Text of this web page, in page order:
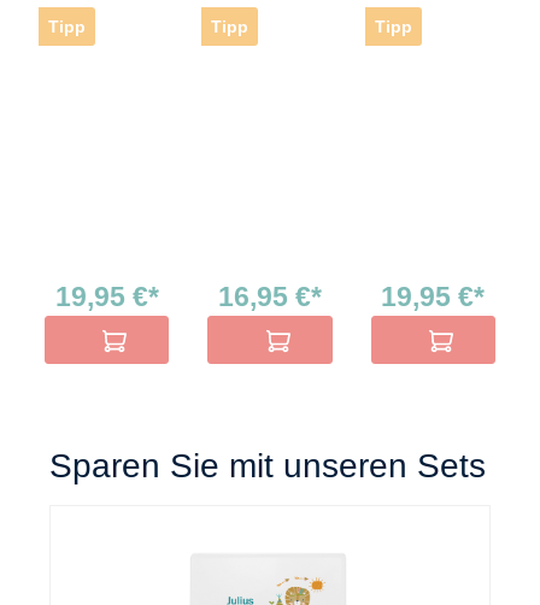
Tipp
19,95 €*
In den Warenkorb
Tipp
16,95 €*
In den Warenkorb
Tipp
19,95 €*
In den
Sparen Sie mit unseren Sets